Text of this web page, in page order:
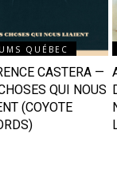
QUÉBEC
CASTERA —
QUI NOUS
(COYOTE